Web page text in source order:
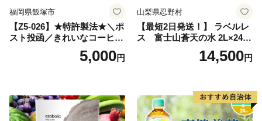
福岡県飯塚市
【Z5-026】★特許製法★＼ポ
スト投函／きれいなコーヒー
ドリップバッグ9種セット(18
袋)ゆうパケットでお届け！
5,000円
山梨県忍野村
【最短2日発送！】 ラベルレ
ス 富士山蒼天の水 2L×24本
（4ケース）※離島不可 天然
水 ミネラルウォーター 水 ペ
産 シリカ ミネラル 美容 備蓄
防災 長期保存 富士山 山梨県
忍野村
14,500円